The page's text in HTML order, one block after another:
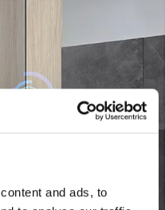
and ads, to